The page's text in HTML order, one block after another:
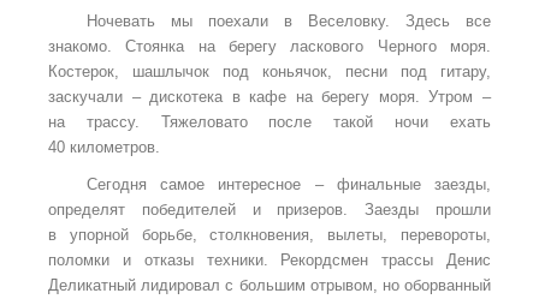
Ночевать мы поехали в Веселовку. Здесь все
знакомо. Стоянка на берегу ласкового Черного моря.
Костерок, шашлычок под коньячок, песни под гитару,
заскучали – дискотека в кафе на берегу моря. Утром –
на трассу. Тяжеловато после такой ночи ехать
40 километров.
Сегодня самое интересное – финальные заезды,
определят победителей и призеров. Заезды прошли
в упорной борьбе, столкновения, вылеты, перевороты,
поломки и отказы техники. Рекордсмен трассы Денис
Деликатный лидировал с большим отрывом, но оборванный